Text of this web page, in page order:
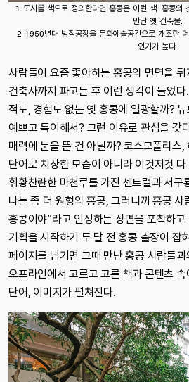
1 도시를 색으로 정의한다면 홍콩은 이런 색. 홍콩의
만난 옛 건축물.
2 1950년대 방직공장을 문화예술공간으로 개조한
인기가 높다.
사람들이 요즘 좋아하는 홍콩의 면면을 뒤
건축사까지 파고든 후 이런 생각이 들었
적도, 경험도 없는 옛 홍콩에 열광할까?
예쁘고 특이해서? 그런 이유로 관심을 갖
매력에 눈을 뜬 건 아닐까? 코스모폴리스,
단어로 치장한 모습이 아니라 이것저것
휘황찬란한 마천루를 가진 센트럴과 서구
나는 좀 더 원형의 홍콩, 그러니까 홍콩 사
홍콩이야”라고 인정하는 장면을 포착하고
기획을 시작하기 두 달 전 홍콩 출장이 잡
페이지를 넘기면 그때 만난 홍콩 사람들
오프라인에서 고르고 고른 책과 콘텐츠
단어, 이미지가 펼쳐진다.